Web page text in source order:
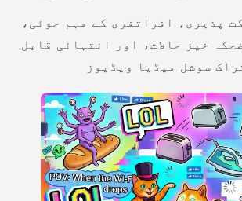
پذیری، افراتفری کے مہم جوئی،
خیز حالات، اور انتہائی قابل